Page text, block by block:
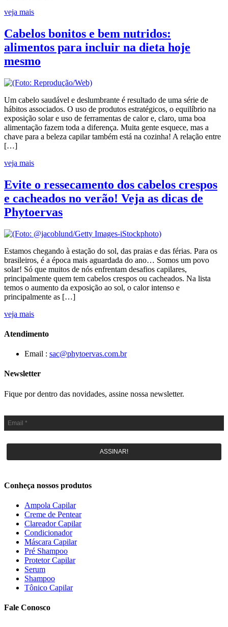
veja mais
Cabelos bonitos e bem nutridos:
alimentos para incluir na dieta hoje
mesmo
Um cabelo saudável e deslumbrante é resultado de uma série de
hábitos associados. O uso de produtos estratégicos, o equilíbrio na
exposição solar e uso de ferramentas de calor e, claro, uma boa
alimentação fazem toda a diferença. Muita gente esquece, mas a
chave para a beleza capilar também está na cozinha! A relação entre
[…]
veja mais
Evite o ressecamento dos cabelos crespos
e cacheados no verão! Veja as dicas de
Phytoervas
Estamos chegando à estação do sol, das praias e das férias. Para os
brasileiros, é a época mais aguardada do ano… Somos um povo
solar! Só que muitos de nós enfrentam desafios capilares,
principalmente quem tem cabelos crespos ou cacheados. Na lista
temos o aumento da exposição ao sol, o calor intenso e
principalmente as […]
veja mais
Atendimento
Email : sac@phytoervas.com.br
Newsletter
Fique por dentro das novidades, assine nossa newsletter.
ASSINAR!
Conheça nossos produtos
Ampola Capilar
Creme de Pentear
Clareador Capilar
Condicionador
Máscara Capilar
Pré Shampoo
Protetor Capilar
Serum
Shampoo
Tônico Capilar
Fale Conosco